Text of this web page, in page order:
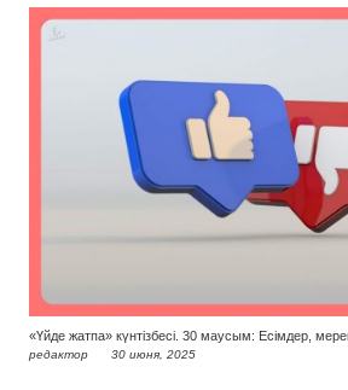
«Үйде жатпа» күнтізбесі. 30 маусым: Есімдер,
редактор 30 июня, 2025